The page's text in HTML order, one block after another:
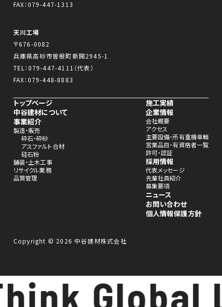
FAX：079-447-1313
天川工場
〒676-0082
兵庫県高砂市曽根町新開2945-1
TEL：079-447-4111 （代表）
FAX：079-448-8883
トップページ
中谷建材について
事業紹介
製造・販売
砕石・砕砂
アスファルト合材
硅石粉
舗装・土木工事
リサイクル業務
品質管理
施工実績
企業情報
会社概要
アクセス
主要設備・所有重機車輌
営業品目・有資格者一覧
許可・認証
採用情報
代表メッセージ
先輩社員紹介
募集要項
ニュース
お問い合わせ
個人情報保護方針
Copyright © 2026 中谷建材株式会社
Global